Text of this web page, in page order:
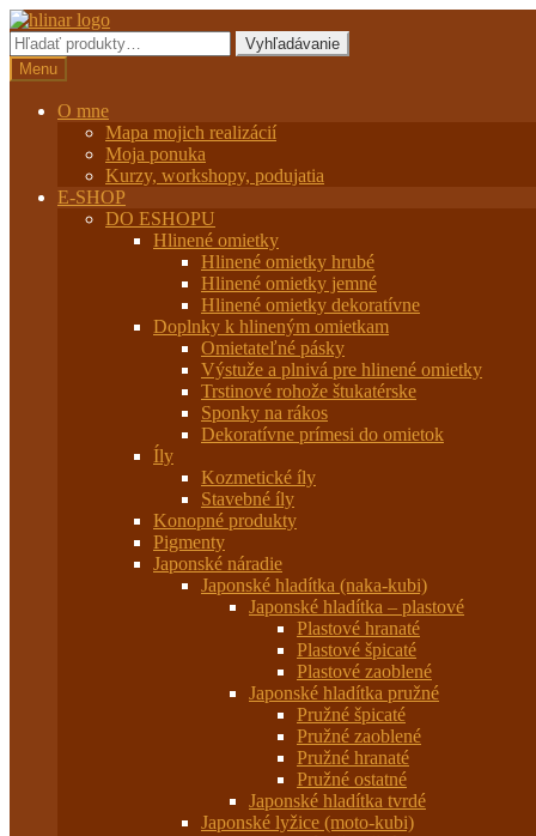
Preskočiť
na
navigáciu
Preskočiť
na
obsah
Hľadať:
Vyhľadávanie
Menu
O mne
Mapa mojich realizácií
Moja ponuka
Kurzy, workshopy, podujatia
E-SHOP
DO ESHOPU
Hlinené omietky
Hlinené omietky hrubé
Hlinené omietky jemné
Hlinené omietky dekoratívne
Doplnky k hlineným omietkam
Omietateľné pásky
Výstuže a plnivá pre hlinené omietky
Trstinové rohože štukatérske
Sponky na rákos
Dekoratívne prímesi do omietok
Íly
Kozmetické íly
Stavebné íly
Konopné produkty
Pigmenty
Japonské náradie
Japonské hladítka (naka-kubi)
Japonské hladítka – plastové
Plastové hranaté
Plastové špicaté
Plastové zaoblené
Japonské hladítka pružné
Pružné špicaté
Pružné zaoblené
Pružné hranaté
Pružné ostatné
Japonské hladítka tvrdé
Japonské lyžice (moto-kubi)